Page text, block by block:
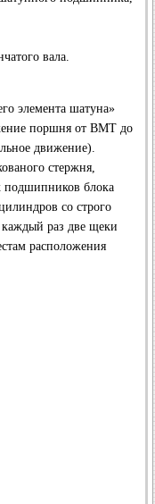
вала.
элемента шатуна»
поршня от ВМТ до
движение).
стержня,
подшипников блока
со строго
раз две щеки
расположения